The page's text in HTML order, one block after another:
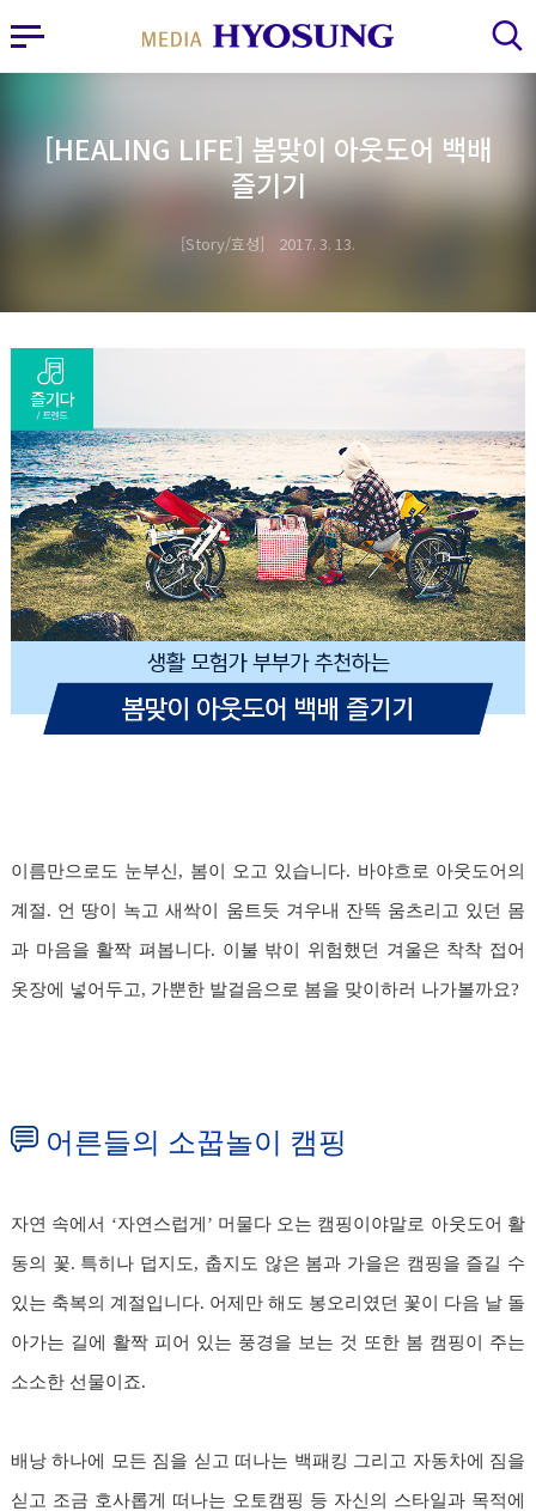
MY FRIEND HYOSUNG
사이드바 열기 검색 레이어 열기
[HEALING LIFE] 봄맞이 아웃도어 백배
즐기기
Story/효성 2017. 3. 13.
이름만으로도 눈부신, 봄이 오고 있습니다. 바야흐로 아웃도어의
계절. 언 땅이 녹고 새싹이 움트듯 겨우내 잔뜩 움츠리고 있던 몸
과 마음을 활짝 펴봅니다. 이불 밖이 위험했던 겨울은 착착 접어
옷장에 넣어두고, 가뿐한 발걸음으로 봄을 맞이하러 나가볼까요?
어른들의 소꿉놀이 캠핑
자연 속에서 ‘자연스럽게’ 머물다 오는 캠핑이야말로 아웃도어 활
동의 꽃. 특히나 덥지도, 춥지도 않은 봄과 가을은 캠핑을 즐길 수
있는 축복의 계절입니다. 어제만 해도 봉오리였던 꽃이 다음 날 돌
아가는 길에 활짝 피어 있는 풍경을 보는 것 또한 봄 캠핑이 주는
소소한 선물이죠.
배낭 하나에 모든 짐을 싣고 떠나는 백패킹 그리고 자동차에 짐을
싣고 조금 호사롭게 떠나는 오토캠핑 등 자신의 스타일과 목적에